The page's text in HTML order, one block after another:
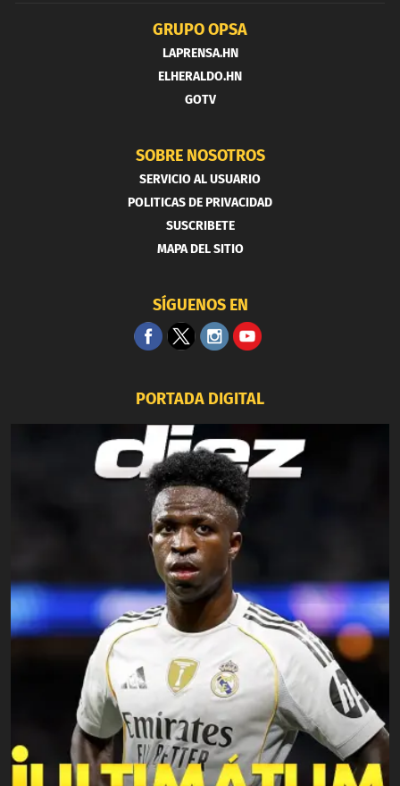
GRUPO OPSA
LAPRENSA.HN
ELHERALDO.HN
GOTV
SOBRE NOSOTROS
SERVICIO AL USUARIO
POLITICAS DE PRIVACIDAD
SUSCRIBETE
MAPA DEL SITIO
SÍGUENOS EN
PORTADA DIGITAL